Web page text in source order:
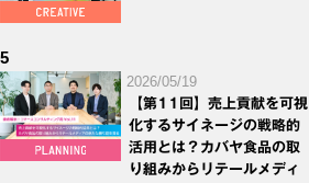
5
2026/05/19
【第11回】売上貢献を可視
化するサイネージの戦略的
活用とは？カバヤ食品の取
り組みからリテールメディ